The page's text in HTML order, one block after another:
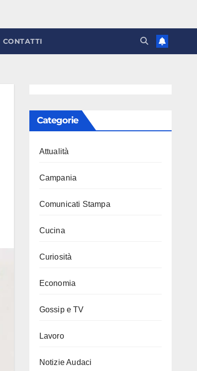
CONTATTI
Categorie
Attualità
Campania
Comunicati Stampa
Cucina
Curiosità
Economia
Gossip e TV
Lavoro
Notizie Audaci